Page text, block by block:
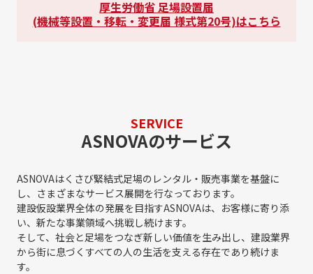
厚生労働省 足場設置届
(機械等設置・移転・変更届 様式第20号)はこちら
SERVICE
ASNOVAのサービス
ASNOVAはくさび緊結式足場のレンタル・販売事業を基盤に
し、さまざまなサービス展開を行なっております。
建設仮設業界全体の発展を目指すASNOVAは、お客様に寄り添
い、新たな事業領域へ挑戦し続けます。
そして、社会と足場をつなぎ新しい価値を生み出し、建設業界
から街に息づくすべての人の生活を支える存在であり続けま
す。